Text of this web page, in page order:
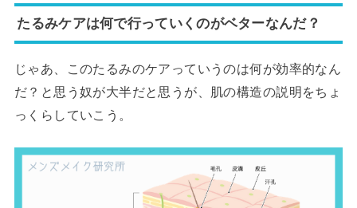
たるみケアは何で行っていくのがベターなんだ？
じゃあ、このたるみのケアっていうのは何が効率的なん
だ？と思う奴が大半だと思うが、肌の構造の説明をちょ
っくらしていこう。